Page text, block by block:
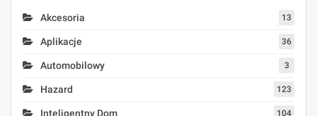
Akcesoria 13
Aplikacje 36
Automobilowy 3
Hazard 123
Inteligentny Dom 104